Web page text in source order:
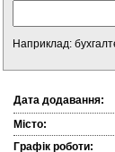
Наприклад:
Дата додавання:
Місто:
Графік роботи: